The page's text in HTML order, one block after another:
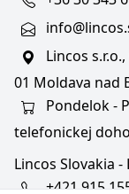
Lincos
01 Moldava nad
Pondelok -
telefonickej
Lincos Slovakia -
+421 915